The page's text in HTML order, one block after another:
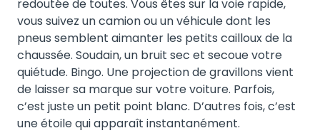
redoutée de toutes. Vous êtes sur la voie rapide,
vous suivez un camion ou un véhicule dont les
pneus semblent aimanter les petits cailloux de la
chaussée. Soudain, un bruit sec et secoue votre
quiétude. Bingo. Une projection de gravillons vient
de laisser sa marque sur votre voiture. Parfois,
c’est juste un petit point blanc. D’autres fois, c’est
une étoile qui apparaît instantanément.